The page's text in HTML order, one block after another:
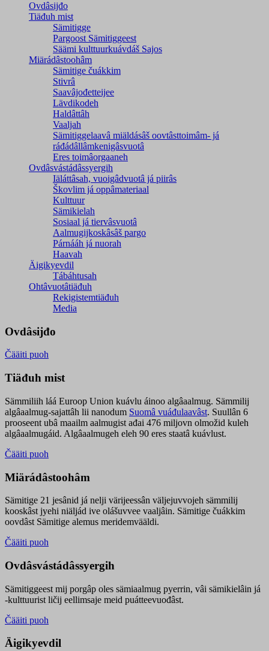
Ovdâsijđo
Tiäđuh mist
Sämitigge
Pargoost Sämitiggeest
Säämi kulttuurkuávdáš Sajos
Miärádâstoohâm
Sämitige čuákkim
Stivrâ
Saavâjođetteijee
Lävdikodeh
Haldâttâh
Vaaljah
Sämitiggelaavâ miäldásâš oovtâsttoimâm- já
ráđádâllâmkenigâsvuotâ
Eres toimâorgaaneh
Ovdâsvástádâssyergih
Iäláttâsah, vuoigâdvuotâ já piirâs
Škovlim já oppâmateriaal
Kulttuur
Sämikielah
Sosiaal já tiervâsvuotâ
Aalmugijkoskâsâš pargo
Párnááh já nuorah
Haavah
Äigikyevdil
Tábáhtusah
Ohtâvuotâtiäđuh
Rekigistemtiäđuh
Media
Ovdâsijđo
Čääiti puoh
Tiäđuh mist
Sämmiliih láá Euroop Union kuávlu áinoo algâaalmug. Sämmilij
algâaalmug-sajattâh lii nanodum Suomâ vuáđulaavâst. Suullân 6
prooseent ubâ maailm aalmugist ađai 476 miljovn olmožid kuleh
algâaalmugáid. Algâaalmugeh eleh 90 eres staatâ kuávlust.
Čääiti puoh
Miärádâstoohâm
Sämitige 21 jesânid já nelji värijeessân väljejuvvojeh sämmilij
kooskâst jyehi niäljád ive olášuvvee vaaljâin. Sämitige čuákkim
oovdâst Sämitige alemus meridemvääldi.
Čääiti puoh
Ovdâsvástádâssyergih
Sämitiggeest mij porgâp oles sämiaalmug pyerrin, vâi sämikielâin já
-kulttuurist ličij eellimsaje meid puátteevuođâst.
Čääiti puoh
Äigikyevdil